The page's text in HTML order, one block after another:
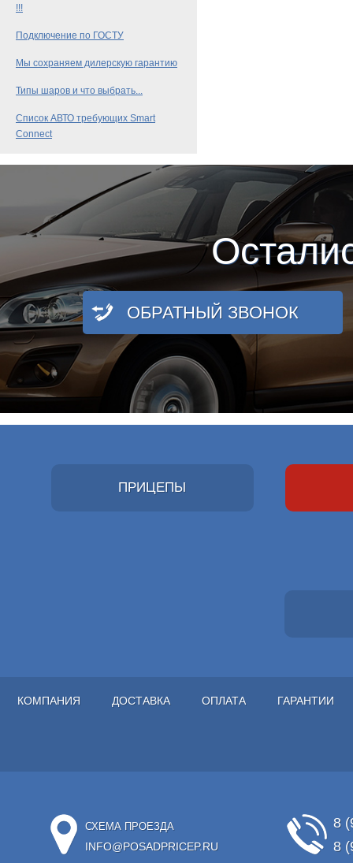
!!!
Подключение по ГОСТУ
Мы сохраняем дилерскую гарантию
Типы шаров и что выбрать...
Список АВТО требующих Smart
Connect
ОБРАТНЫЙ ЗВОНОК
ПРИЦЕПЫ
КОМПАНИЯ ДОСТАВКА ОПЛАТА ГАРАНТИИ
СХЕМА ПРОЕЗДА
INFO@POSADPRICEP.RU
8
8